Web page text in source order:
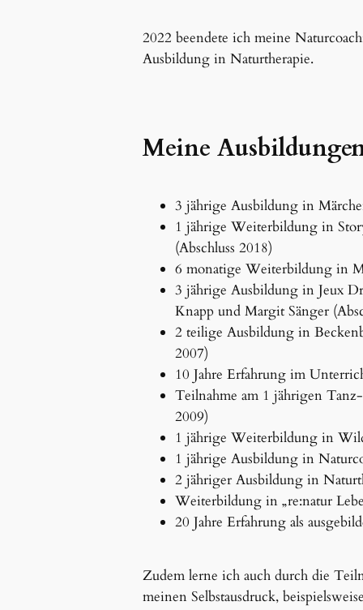
2022 beendete ich meine
Ausbildung in Naturtherapie.
Meine
3 jährige Ausbildung in
1 jährige Weiterbildung in
(Abschluss 2018)
6 monatige Weiterbildung in
3 jährige Ausbildung in Jeux
Knapp und Margit Sänger
2 teilige Ausbildung in
2007)
10 Jahre Erfahrung im
Teilnahme am 1 jährigen
2009)
1 jährige Weiterbildung in
1 jährige Ausbildung in
2 jähriger Ausbildung in
Weiterbildung in „re:natur
20 Jahre Erfahrung als
Zudem lerne ich auch durch die
meinen Selbstausdruck,